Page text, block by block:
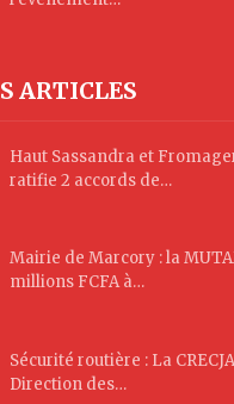
ARTICLES
Haut Sassandra et
ratifie 2 accords de…
Mairie de Marcory : la
millions FCFA à…
Sécurité routière : La
Direction des…